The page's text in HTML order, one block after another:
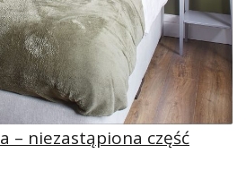
– niezastąpiona część